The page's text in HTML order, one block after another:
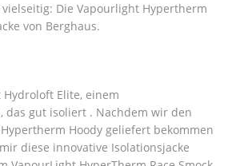
Die Vapourlight Hypertherm
von Berghaus.
Elite, einem
das gut isoliert . Nachdem wir den
Hoody geliefert bekommen
diese innovative Isolationsjacke